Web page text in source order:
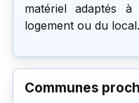
matériel adaptés
logement ou du local.
Communes